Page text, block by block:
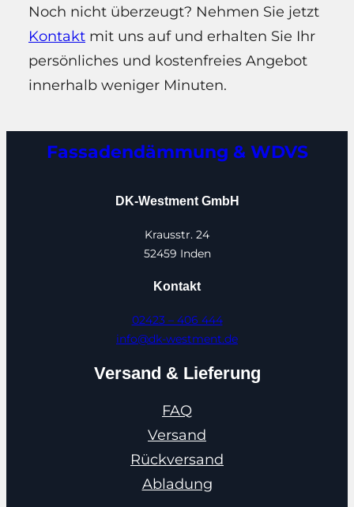
Noch nicht überzeugt? Nehmen Sie jetzt
Kontakt mit uns auf und erhalten Sie Ihr
persönliches und kostenfreies Angebot
innerhalb weniger Minuten.
Fassadendämmung & WDVS
DK-Westment GmbH
Krausstr. 24
52459 Inden
Kontakt
02423 – 406 444
info@dk-westment.de
Versand & Lieferung
FAQ
Versand
Rückversand
Abladung